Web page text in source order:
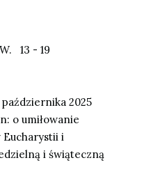
W. 13 - 19
października 2025
o umiłowanie
Eucharystii i
i świąteczną